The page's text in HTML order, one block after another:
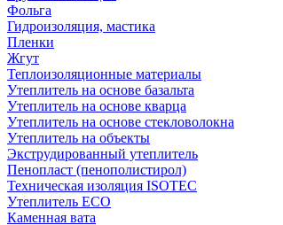
Фольга
Гидроизоляция, мастика
Пленки
Жгут
Теплоизоляционные материалы
Утеплитель на основе базальта
Утеплитель на основе кварца
Утеплитель на основе стекловолокна
Утеплитель на объекты
Экструдированный утеплитель
Пенопласт (пенополистирол)
Техническая изоляция ISOTEC
Утеплитель ECO
Каменная вата